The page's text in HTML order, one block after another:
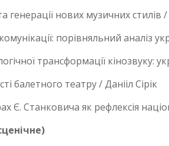
генерації нових музичних
порівняльний аналіз
трансформації кінозвуку:
балетного театру / Данііл Сірік
Станковича як рефлексія